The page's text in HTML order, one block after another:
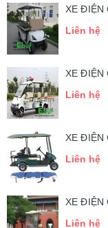
XE ĐIỆN
Liên hệ
XE ĐIỆN
Liên hệ
XE ĐIỆN
Liên hệ
XE ĐIỆN
Liên hệ